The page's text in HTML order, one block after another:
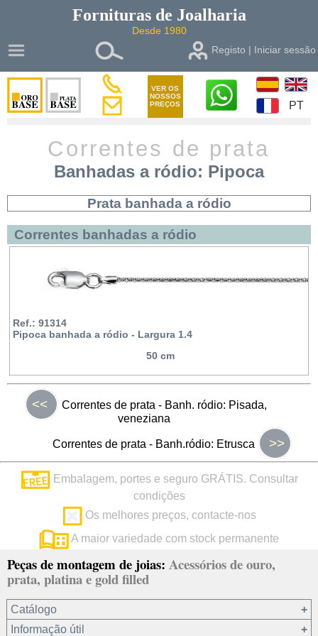
Fornituras de Joalharia
Desde 1980
Registo | Iniciar sessão
VER OS
NOSSOS
PREÇOS
PT
Correntes de prata
Banhadas a ródio: Pipoca
Prata banhada a ródio
Correntes banhadas a ródio
Ref.: 91314
Pipoca banhada a ródio - Largura 1.4
50 cm
<<
Correntes de prata - Banh. ródio: Pisada,
veneziana
Correntes de prata - Banh.ródio: Etrusca >>
Embalagem, portes e seguro GRÁTIS. Consultar
condições
Os melhores preços, contacte-nos
A maior variedade com stock permanente
Peças de montagem de joias: Acessórios de ouro,
prata, platina e gold filled
Catálogo
Ouro 18 kt
Informação útil